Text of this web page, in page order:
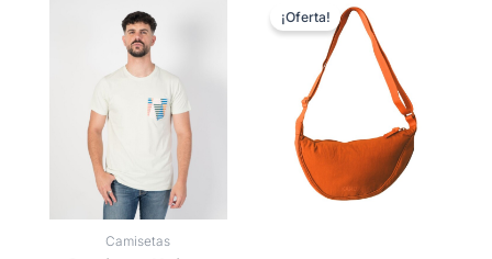
Camisetas
producto
tiene
múltiples
variantes.
Las
opciones
pueden
elegir
en
la
¡Oferta!
precio
original
era:
29,90€.